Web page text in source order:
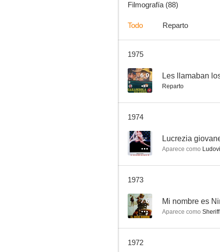
Los gigantes de Roma
6.0
Filmografía (88)
Todo Reparto
1975
6.0
Reparto
1974
-- Lucrezia
Aparece como
1973
7.6 Mi nombre es
Aparece como Sheriff
1972